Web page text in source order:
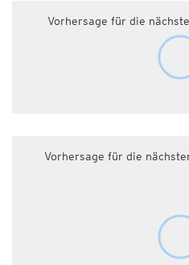
Vorhersage für die
Vorhersage für die